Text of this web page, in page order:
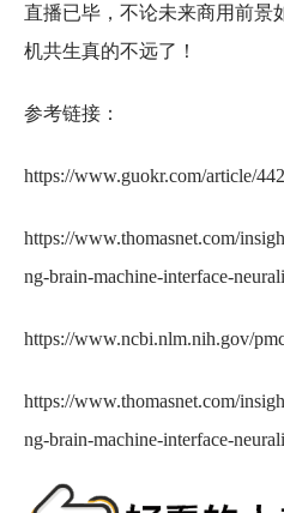
直播已毕，不论未来商用前景
机共生真的不远了！
参考链接：
https://www.guokr.com/article/
https://www.thomasnet.com/
ng-brain-machine-interface-
https://www.ncbi.nlm.nih.gov/
https://www.thomasnet.com/
ng-brain-machine-interface-